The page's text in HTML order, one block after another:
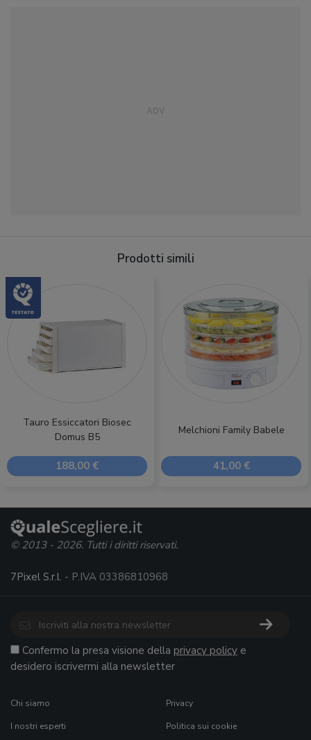
Prodotti simili
Tauro Essiccatori Biosec
Domus B5
188,00 €
Melchioni Family Babele
41,00 €
© 2013 - 2026. Tutti i diritti riservati.
7Pixel S.r.l. - P.IVA 03386810968
Confermo la presa visione della privacy policy e
desidero iscrivermi alla newsletter
Chi siamo
I nostri esperti
Privacy
Politica sui cookie